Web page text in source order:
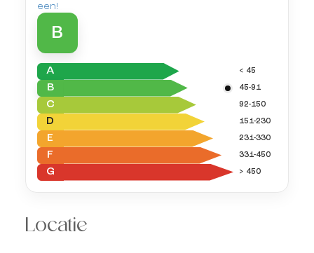
een!
B
A < 45
B 45-91
C 92-150
D 151-230
E 231-330
F 331-450
G > 450
Locatie